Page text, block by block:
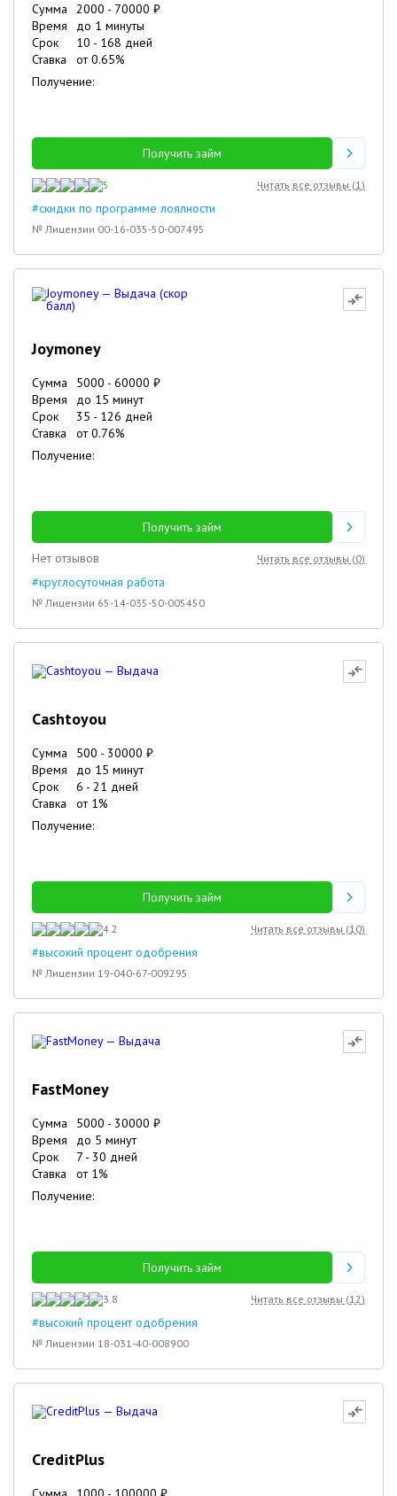
Сумма 2000 - 70000 ₽
Время
до 1 минуты
Срок
10 - 168 дней
Ставка
от0.65%
Получение:
Получить займ
5 Читать все отзывы (1)
#скидки по программе лоялности
№ Лицензии 00-16-035-50-007495
Joymoney
Сумма 5000 - 60000 ₽
Время
до 15 минут
Срок
35 - 126 дней
Ставка
от0.76%
Получение:
Получить займ
Нет отзывов
Читать все отзывы (0)
#круглосуточная работа
№ Лицензии 65-14-035-50-005450
Cashtoyou
Сумма 500 - 30000 ₽
Время
до 15 минут
Срок
6 - 21 дней
Ставка
от 1%
Получение:
Получить займ
4.2 Читать все отзывы (10)
#высокий процент одобрения
№ Лицензии 19-040-67-009295
FastMoney
Сумма 5000 - 30000 ₽
Время
до 5 минут
Срок
7 - 30 дней
Ставка
от 1%
Получение:
Получить займ
3.8 Читать все отзывы (12)
#высокий процент одобрения
№ Лицензии 18-031-40-008900
CreditPlus